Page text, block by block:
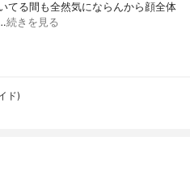
てる間も全然気にならんから顔全体
続きを見る
ド)